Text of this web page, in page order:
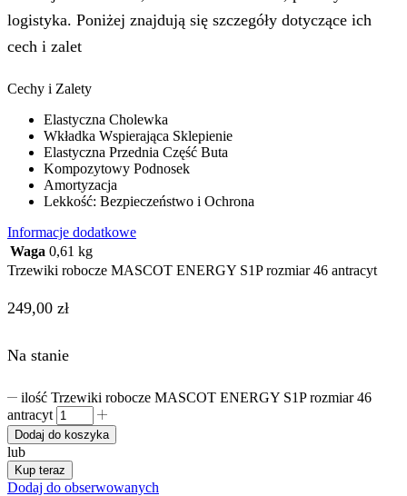
logistyka. Poniżej znajdują się szczegóły dotyczące ich
cech i zalet
Cechy i Zalety
Elastyczna Cholewka
Wkładka Wspierająca Sklepienie
Elastyczna Przednia Część Buta
Kompozytowy Podnosek
Amortyzacja
Lekkość: Bezpieczeństwo i Ochrona
Informacje dodatkowe
Waga 0,61 kg
Trzewiki robocze MASCOT ENERGY S1P rozmiar 46 antracyt
249,00 zł
Na stanie
ilość Trzewiki robocze MASCOT ENERGY S1P rozmiar 46
antracyt
Dodaj do koszyka
lub
Kup teraz
Dodaj do obserwowanych